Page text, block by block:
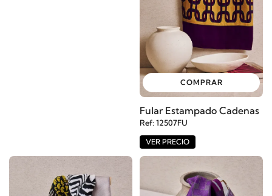
COMPRAR
Fular Estampado Cadenas
Ref: 12507FU
VER PRECIO